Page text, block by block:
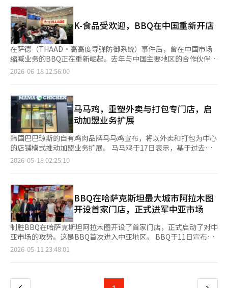
侧则有清津洞豆腐、康泰（泰国菜）、尼味（清真食品）等。 在
销售清真小吃和韩食的‘尼味’店内，来自印度的纳宾（Navin）
点了一份清真石锅拌饭，他表示：“在机场或韩国市区很难找到符
合严格标准的清真食品，常常让我感到困扰，能安心享用熟悉的韩
食让我很高兴。”在店铺附近，汉华机器人（Hanwha
Robotics）的机器人咖啡师正在提取浓缩咖啡的‘Aerobot
Bar’吸引了旅客的目光。 乘坐电梯下到一层，乐天GRS运营的食
堂‘Plating’与乐天利亚（Lotteria）店面对面而
汤、公平洞猪排等。 与普通店铺不同的是，第二客运大楼（T2）
出发大厅内的巴黎贝甜（Paris Baguette）店将礼品产品展示区放
在了显眼的位置。专为机场设计的‘你好三明治’在内外旅客中都
受到欢迎，短短不到一分钟就售出了十多箱。 位于T2地下层的我
们家‘In the Box’店铺没有单独的烹饪区域，仅用冰箱和常温货
架填充，主要销售如生酮紫菜包饭、三明治和沙拉等方便购买的产
品。在店内，遇到的金先生表示：“出国时间紧迫，想找点简单的
食物，来这里很方便，能立即购买，无需等待。” ◆年客流量
营业务的重视，源于客流量的增加。根据仁川机场公社的数据，仁
川机场去年的年客流量达7407万人次，超过了疫情前的2019年
（7117万人次）水平。今年2月14日，春节假期期间，曾创下单日
最高的24万7104人次到访机场的记录。预计今年年客流量将达到
7855万人次。 人流量大的‘仁川机场商业区’的租金也不容小
觑。在2023年仁川机场餐饮综合设施的特许经营权招标中，我们
家为获得餐饮综合设施的运营权，提出了年租金273亿韩元，巴黎
克拉桑（Paris Croissant）为189亿韩元，乐天GRS则为111亿韩
权则由Pulmuone Food & Culture（127亿韩元）获得。 获得特许
K-食品受欢迎，BBQ在中国重新开店
在萨德（THAAD·高高度导弹防御系统）事件后，曾在中国市场
缩减业务的BBQ正在重新崛起。去年与中国主要地区的合作伙伴签
署了特许经营（MF）合同后，今年又重新开设了50多家门店，开
厦门、武汉、西安、成都等主要城市的合作伙伴陆续签署了特许经
营（MF）合同。 特许经营是指当地企业负责投资和运营，总部提
供品牌和运营经验的方式。这种方式的初期投资负担较轻，门店扩
展速度较快，因此被全球特许经营企业广泛采用。 BBQ于2003年
进入中国市场，曾一度将当地门店数量增加到400多家。然而，自
2016年萨德部署后，中韩关系紧张，业务受到影响，大部分门店
被迫撤出。 最近重新扩大中国业务的原因与当地市场环境的变化
密切相关。随着K-剧和K-POP等韩流内容的影响力扩大，韩国食品
农林畜产食品部的数据，今年1月至4月，韩国农产品对中国的出口
额同比增长超过15%。 BBQ还在今年1月选定在中国具有高知名度
的演员李敏镐作为全国广告代言人，进一步加强了当地的营销。
BBQ的长期目标是在中国开设1000家门店。如果计划顺利进行，
BBQ在57个国家运营的800多家海外门店的全球扩张也将加速。
BBQ相关人士表示：“中国市场的特点是品牌一旦扎根，扩展速度
会很快。”他还表示：“虽然仍需观察，但目前出现了积极的趋
势。中国是我们与美国一起最为看好的市场之一。” 重新进军中
国市场的不仅仅是BBQ。教村鸡也在去年9月与中国吉林省的一家
第一季度，教村鸡在中国的门店数量为18家。 然而，萨德事件的
2026-06-18 12:56:00
马马鸡，重塑外卖与打包专门店，启
动加盟业务扩展
韩国巴巴琼斯的自有鸡肉品牌马马鸡宣布，将以外卖和打包为中心
的店铺模式推动加盟业务扩展。 马马鸡于17日表示，基于过去三
年经营直营店所积累的数据，将重新调整运营战略，专注于外卖和
外卖中心型及特殊店铺等多种形式的直营店，检验各个商圈的运营
效率和客户需求。 在此过程中，马马鸡关注到外卖平台主导的鸡
肉市场环境及日益增长的打包需求。随着外卖应用的佣金负担加
重，马马鸡认为，烹饪速度、周转率和品质维护与盈利能力密切相
关，因此专注于新店铺模型的开发。 新推出的外卖与打包专门店
将以小型店铺形式运营，采用符合打包订单的动线和运营系统，并
重新设计菜单构成、烹饪和包装方式，以提高订单处理效率。 店
铺运营策略也将进行部分调整。以休闲酒吧形式运营的麻浦店将结
束运营，而独立门店和高丽大学店将根据商圈特性继续运营。 马
验的标准化模型，期待将成为未来加盟业务扩展的基础。” 此
2026-05-18 02:25:10
BBQ在哈萨克斯坦最大城市阿拉木图
开设首家门店，正式进军中亚市场
制胜BBQ在哈萨克斯坦阿拉木图开设了首家门店，正式启动了对中
亚市场的攻势。这是BBQ首次进入中亚地区。 BBQ于11日宣布，
在哈萨克斯坦最大城市阿拉木图南部的综合购物中心‘梅加阿拉木
积约为78平方米，位于购物中心二层的美食广场，提供包括金色炸
汤和套餐等。门店还推出了搭配切达奶酪火锅的‘UFO鸡’菜单，
2026-05-11 23:48:01
页